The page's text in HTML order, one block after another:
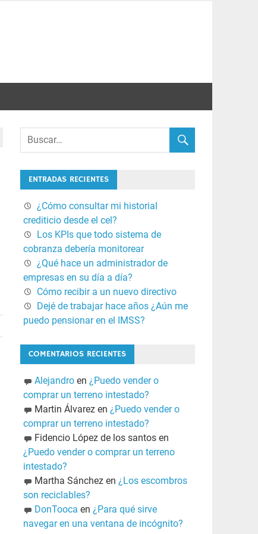
ENTRADAS RECIENTES
¿Cómo consultar mi historial
crediticio desde el cel?
Los KPIs que todo sistema de
cobranza debería monitorear
¿Qué hace un administrador de
empresas en su día a día?
Cómo recibir a un nuevo directivo
Dejé de trabajar hace años ¿Aún me
puedo pensionar en el IMSS?
COMENTARIOS RECIENTES
Alejandroen ¿Puedo vender o
comprar un terreno intestado?
Martin Álvarezen ¿Puedo vender o
comprar un terreno intestado?
Fidencio López de los santosen
¿Puedo vender o comprar un terreno
intestado?
Martha Sánchezen ¿Los escombros
son reciclables?
DonTooca en ¿Para qué sirve
navegar en una ventana de incógnito?